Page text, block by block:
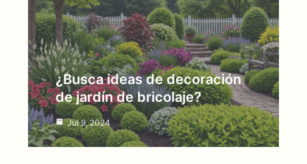
¿Busca ideas de decoración
de jardín de bricolaje?
Jul 9, 2024